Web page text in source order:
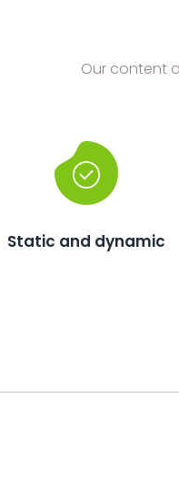
Our content
Static and dynamic